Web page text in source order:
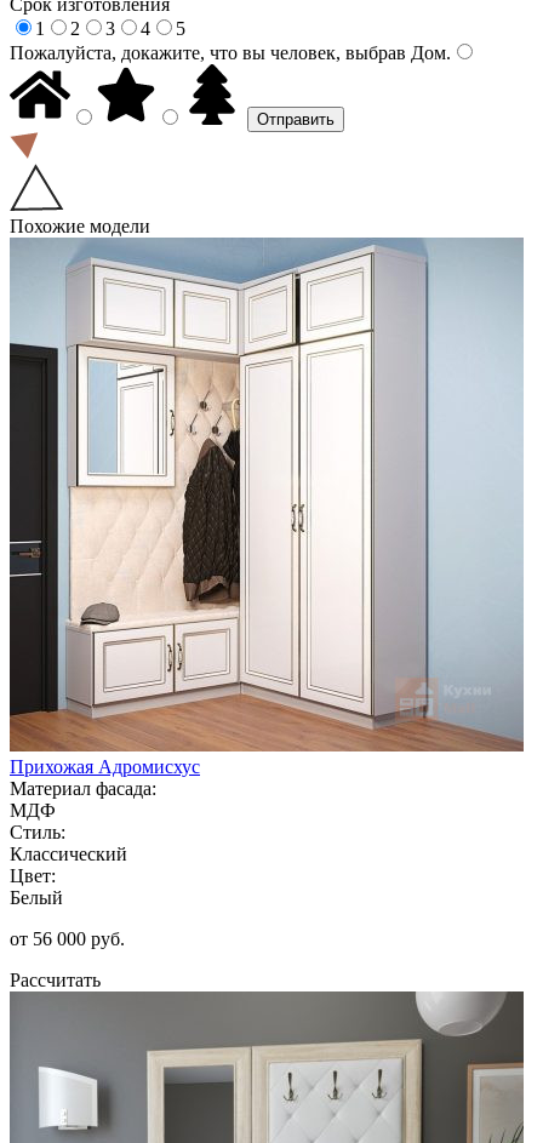
1
2 3 4
5
Пожалуйста, докажите, что вы человек, выбрав Дом.
Похожие модели
Прихожая Адромисхус
Материал фасада:
МДФ
Стиль:
Классический
Цвет:
Белый
от 56 000 руб.
Рассчитать